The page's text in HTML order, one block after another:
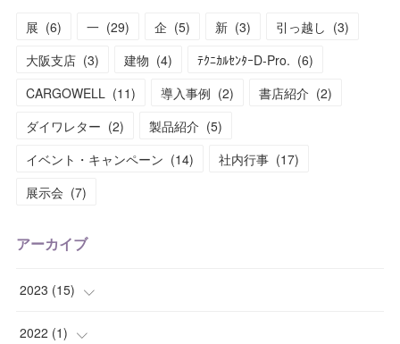
展 (6) 一 (29) 企 (5) 新 (3) 引っ越し (3)
大阪支店 (3) 建物 (4) ﾃｸﾆｶﾙｾﾝﾀｰD-Pro. (6)
CARGOWELL (11) 導入事例 (2) 書店紹介 (2)
ダイワレター (2) 製品紹介 (5)
イベント・キャンペーン (14) 社内行事 (17)
展示会 (7)
アーカイブ
2023 (15)
(1
2022 (1)